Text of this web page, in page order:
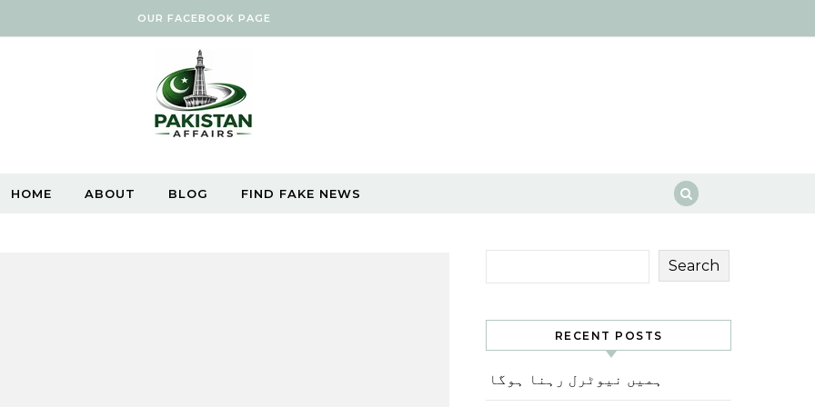
OUR FACEBOOK PAGE
HOME ABOUT BLOG FIND FAKE NEWS
Search
RECENT POSTS
ہمیں نیوٹرل رہنا ہوگا